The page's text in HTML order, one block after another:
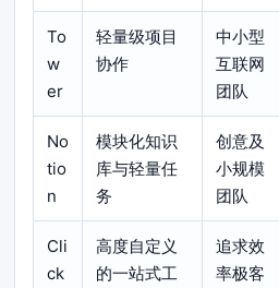
To
w
er
轻量级项目
协作
中小型
互联网
团队
No
tio
n
模块化知识
库与轻量任
务
创意及
小规模
团队
Cli
ck
高度自定义
的一站式工
追求效
率极客